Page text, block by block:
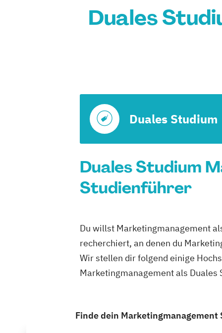
Duales
Duales Studium
Duales Studium
Studienführer
Du willst Marketingmanagement
recherchiert, an denen du
Wir stellen dir folgend einige
Marketingmanagement als Duales
Finde dein